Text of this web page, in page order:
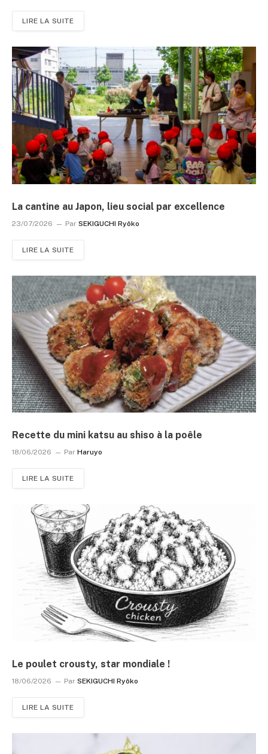
LIRE LA SUITE
La cantine au Japon, lieu social par excellence
23/07/2026 Par SEKIGUCHI Ryôko
LIRE LA SUITE
Recette du mini katsu au shiso à la poêle
18/06/2026 Par Haruyo
LIRE LA SUITE
Le poulet crousty, star mondiale !
18/06/2026 Par SEKIGUCHI Ryôko
LIRE LA SUITE